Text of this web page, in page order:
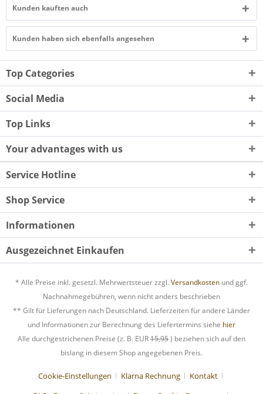
Kunden kauften auch
Kunden haben sich ebenfalls angesehen
Top Categories
Social Media
Top Links
Your advantages with us
Service Hotline
Shop Service
Informationen
Ausgezeichnet Einkaufen
* Alle Preise inkl. gesetzl. Mehrwertsteuer zzgl. Versandkosten und ggf.
Nachnahmegebühren, wenn nicht anders beschrieben
** Gilt für Lieferungen nach Deutschland. Lieferzeiten für andere Länder
und Informationen zur Berechnung des Liefertermins siehe hier
Alle durchgestrichenen Preise (z. B. EUR15,95) beziehen sich auf den
bislang in diesem Shop angegebenen Preis.
Cookie-Einstellungen Klarna Rechnung
Kontakt